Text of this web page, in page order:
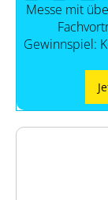
Messe mit
Gewinnspiel: